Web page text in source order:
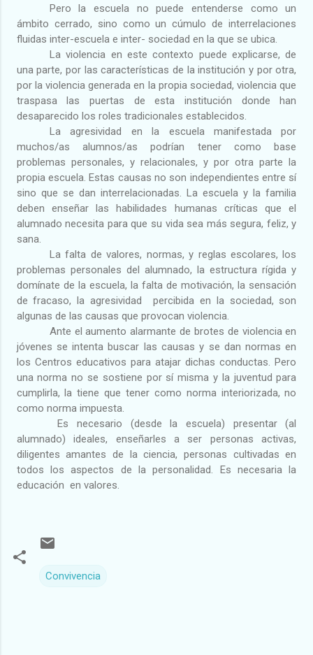
Pero la escuela no puede entenderse como un
ámbito cerrado, sino como un cúmulo de interrelaciones
fluidas inter-escuela e inter- sociedad en la que se ubica.
La violencia en este contexto puede explicarse, de
una parte, por las características de la institución y por otra,
por la violencia generada en la propia sociedad, violencia que
traspasa las puertas de esta institución donde han
desaparecido los roles tradicionales establecidos.
La agresividad en la escuela manifestada por
muchos/as alumnos/as podrían tener como base
problemas personales, y relacionales, y por otra parte la
propia escuela. Estas causas no son independientes entre sí
sino que se dan interrelacionadas. La escuela y la familia
deben enseñar las habilidades humanas críticas que el
alumnado necesita para que su vida sea más segura, feliz, y
sana.
La falta de valores, normas, y reglas escolares, los
problemas personales del alumnado, la estructura rígida y
domínate de la escuela, la falta de motivación, la sensación
de fracaso, la agresividad
percibida en la sociedad, son
algunas de las causas que provocan violencia.
Ante el aumento alarmante de brotes de violencia en
jóvenes se intenta buscar las causas y se dan normas en
los Centros educativos para atajar dichas conductas. Pero
una norma no se sostiene por sí misma y la juventud para
cumplirla, la tiene que tener como norma interiorizada, no
como norma impuesta.
Es necesario (desde la escuela) presentar (al
alumnado) ideales, enseñarles a ser personas activas,
diligentes amantes de la ciencia, personas cultivadas en
todos los aspectos de la personalidad. Es necesaria la
educación en valores.
Convivencia